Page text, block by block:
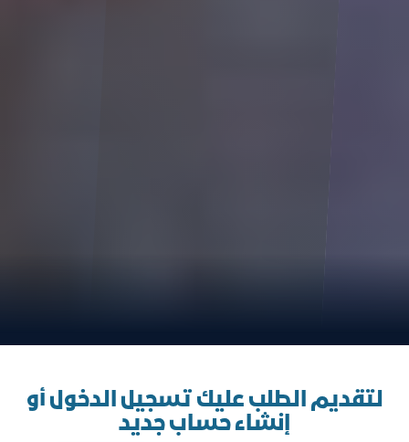
لتقديم الطلب عليك تسجيل الدخول أو
إنشاء حساب جديد